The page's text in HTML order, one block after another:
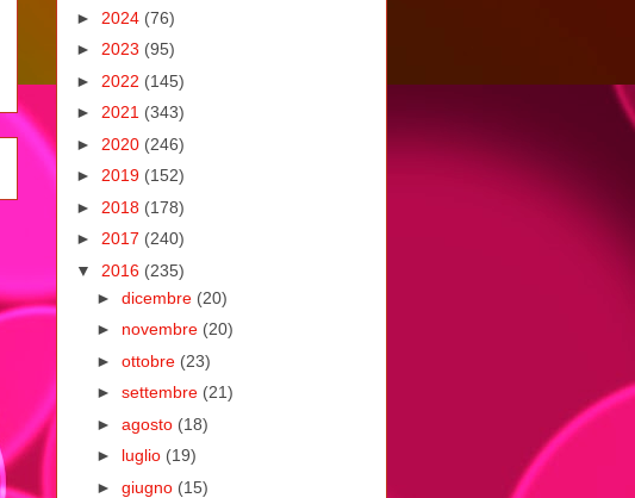
► 2024 (76)
► 2023 (95)
► 2022 (145)
► 2021 (343)
► 2020 (246)
► 2019 (152)
► 2018 (178)
► 2017 (240)
▼ 2016 (235)
► dicembre (20)
► novembre (20)
► ottobre (23)
► settembre (21)
► agosto (18)
► luglio (19)
► giugno (15)